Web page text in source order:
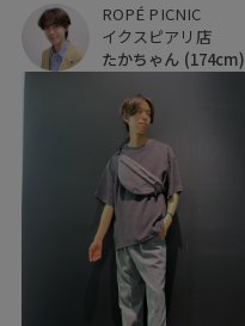
ROPÉ PICNIC
イクスピアリ店
たかちゃん (174cm)